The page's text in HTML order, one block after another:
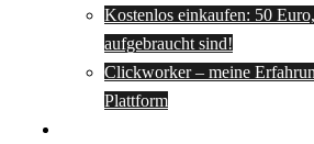
Kostenlos einkaufen: 50
aufgebraucht sind!
Clickworker – meine
Plattform